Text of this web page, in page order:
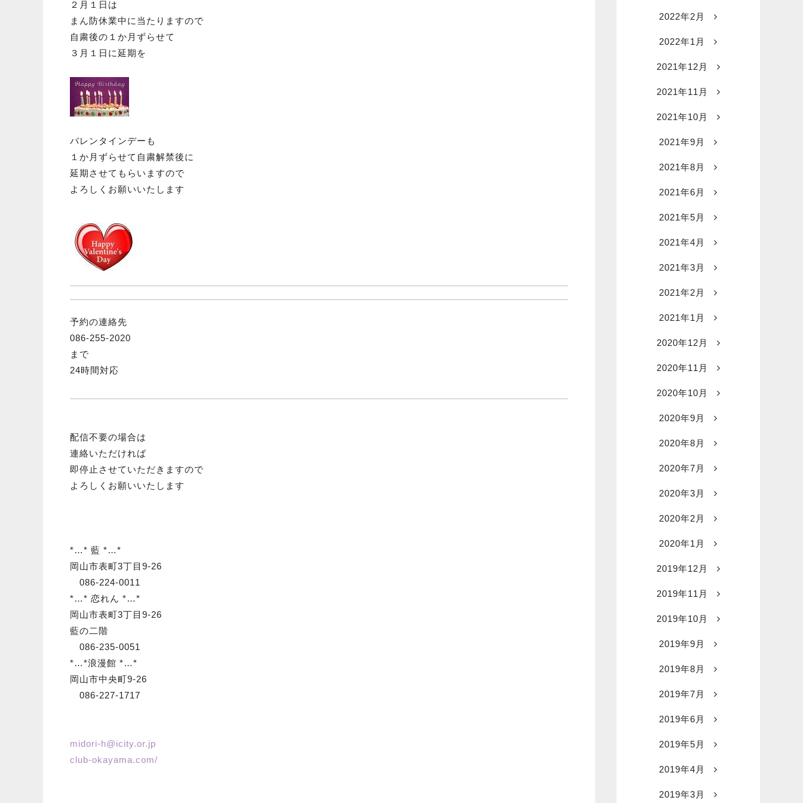
２月１日は
まん防休業中に当たりますので
自粛後の１か月ずらせて
３月１日に延期を
バレンタインデーも
１か月ずらせて自粛解禁後に
延期させてもらいますので
よろしくお願いいたします
予約の連絡先
086-255-2020
まで
24時間対応
配信不要の場合は
連絡いただければ
即停止させていただきますので
よろしくお願いいたします
*…* 藍 *…*
岡山市表町3丁目9-26
086-224-0011
*…* 恋れん *…*
岡山市表町3丁目9-26
藍の二階
086-235-0051
*…*浪漫館 *…*
岡山市中央町9-26
086-227-1717
midori-h@icity.or.jp
club-okayama.com/
2022年2月
2022年1月
2021年12月
2021年11月
2021年10月
2021年9月
2021年8月
2021年6月
2021年5月
2021年4月
2021年3月
2021年2月
2021年1月
2020年12月
2020年11月
2020年10月
2020年9月
2020年8月
2020年7月
2020年3月
2020年2月
2020年1月
2019年12月
2019年11月
2019年10月
2019年9月
2019年8月
2019年7月
2019年6月
2019年5月
2019年4月
2019年3月